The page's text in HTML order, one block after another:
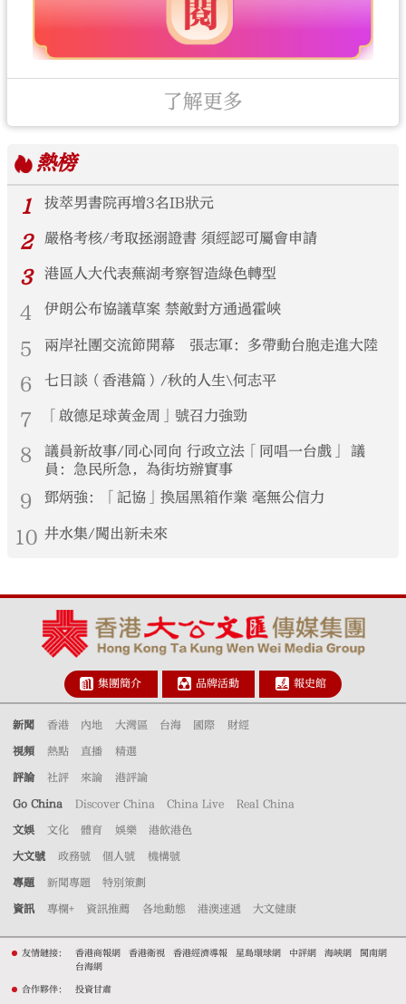
了解更多
熱榜
1
拔萃男書院再增3名IB狀元
2 嚴格考核/考取拯溺證書 須經認可屬會申請
3 港區人大代表蕪湖考察智造綠色轉型
4 伊朗公布協議草案 禁敵對方通過霍峽
5 兩岸社團交流節開幕 張志軍：多帶動台胞走進大陸
6 七日談（香港篇）/秋的人生\何志平
7 「啟德足球黃金周」號召力強勁
8
議員新故事/同心同向 行政立法「同唱一台戲」 議
員：急民所急，為街坊辦實事
9 鄧炳強：「記協」換屆黑箱作業 毫無公信力
10 井水集/闖出新未來
集團簡介 品牌活動 報史館
新聞 香港 內地 大灣區 台海 國際 財經
視頻 熱點 直播 精選
評論 社評 來論 港評論
Go China Discover China China Live Real China
文娛 文化 體育 娛樂 港飲港色
大文號 政務號 個人號 機構號
專題 新聞專題 特別策劃
資訊 專欄+ 資訊推薦 各地動態 港澳速遞 大文健康
友情鏈接： 香港商報網 香港衛視 香港經濟導報 星島環球網 中評網 海峽網
閩南網
台海網
合作夥伴： 投資甘肅